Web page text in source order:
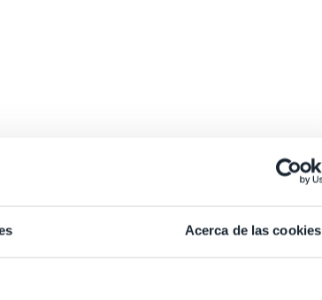
Acerca de las cookies
né per il feto.
fetale e placentare).
diffuso, e consiste nell’analizzare il DNA fetale che circola